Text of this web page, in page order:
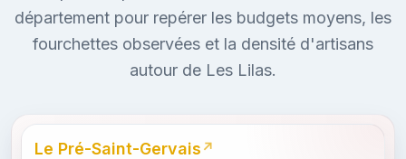
département pour repérer les budgets moyens, les
fourchettes observées et la densité d'artisans
autour de Les Lilas.
Le Pré-Saint-Gervais